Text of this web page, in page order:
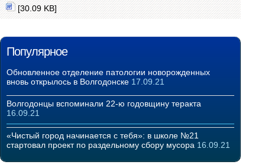
[30.09 KB]
Популярное
Обновленное отделение патологии новорожденных
вновь открылось в Волгодонске 17.09.21
Волгодонцы вспоминали 22-ю годовщину теракта
16.09.21
«Чистый город начинается с тебя»: в школе №21
стартовал проект по раздельному сбору мусора 16.09.21